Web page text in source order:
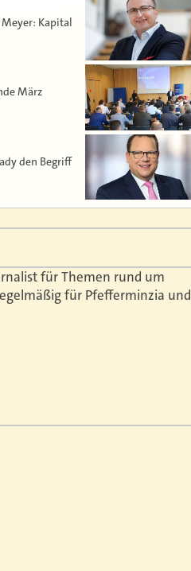
Kapital
März
den Begriff
für Themen rund um
für Pfefferminzia und